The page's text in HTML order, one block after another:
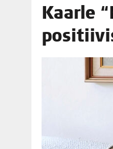
06.08.2026 |
06.08.2026 |
Kaar­le